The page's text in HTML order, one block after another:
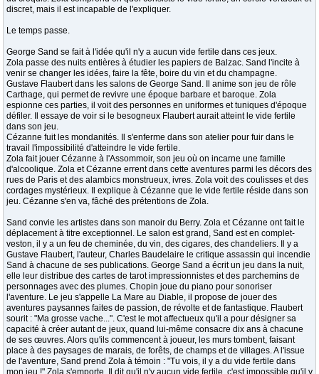
discret, mais il est incapable de l'expliquer.
Le temps passe.
George Sand se fait à l'idée qu'il n'y a aucun vide fertile dans ces jeux.
Zola passe des nuits entières à étudier les papiers de Balzac. Sand l'incite à
venir se changer les idées, faire la fête, boire du vin et du champagne.
Gustave Flaubert dans les salons de George Sand. Il anime son jeu de rôle
Carthage, qui permet de revivre une époque barbare et baroque. Zola
espionne ces parties, il voit des personnes en uniformes et tuniques d'époque
défiler. Il essaye de voir si le besogneux Flaubert aurait atteint le vide fertile
dans son jeu.
Cézanne fuit les mondanités. Il s'enferme dans son atelier pour fuir dans le
travail l'impossibilité d'atteindre le vide fertile.
Zola fait jouer Cézanne à l'Assommoir, son jeu où on incarne une famille
d'alcoolique. Zola et Cézanne errent dans cette aventures parmi les décors des
rues de Paris et des alambics monstrueux, ivres. Zola voit des coulisses et des
cordages mystérieux. Il explique à Cézanne que le vide fertile réside dans son
jeu. Cézanne s'en va, fâché des prétentions de Zola.
Sand convie les artistes dans son manoir du Berry. Zola et Cézanne ont fait le
déplacement à titre exceptionnel. Le salon est grand, Sand est en complet-
veston, il y a un feu de cheminée, du vin, des cigares, des chandeliers. Il y a
Gustave Flaubert, l'auteur, Charles Baudelaire le critique assassin qui incendie
Sand à chacune de ses publications. George Sand a écrit un jeu dans la nuit,
elle leur distribue des cartes de tarot impressionnistes et des parchemins de
personnages avec des plumes. Chopin joue du piano pour sonoriser
l'aventure. Le jeu s'appelle La Mare au Diable, il propose de jouer des
aventures paysannes faites de passion, de révolte et de fantastique. Flaubert
sourit : "Ma grosse vache...". C'est le mot affectueux qu'il a pour désigner sa
capacité à créer autant de jeux, quand lui-même consacre dix ans à chacune
de ses œuvres. Alors qu'ils commencent à joueur, les murs tombent, faisant
place à des paysages de marais, de forêts, de champs et de villages. A l'issue
de l'aventure, Sand prend Zola à témoin : "Tu vois, il y a du vide fertile dans
mon jeu !" Zola s'emporte. Il dit qu'il n'y aucun vide fertile, c'est impossible qu'il y